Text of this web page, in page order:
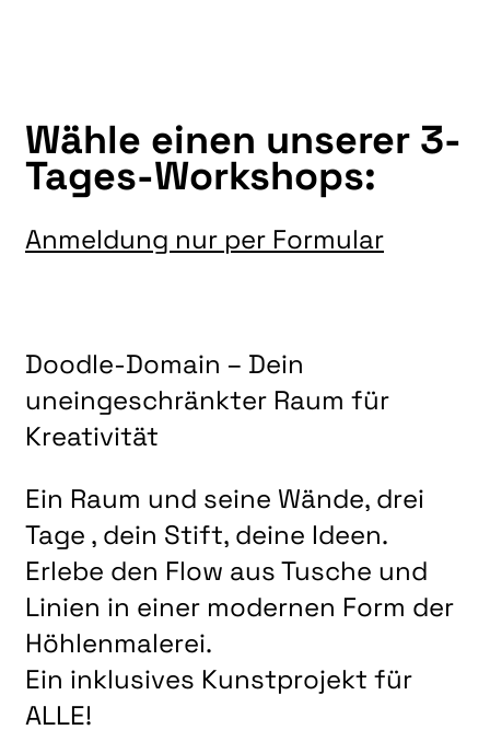
Wähle einen unserer 3-
Tages-Workshops:
Anmeldung nur per Formular
Doodle-Domain – Dein
uneingeschränkter Raum für
Kreativität
Ein Raum und seine Wände, drei
Tage , dein Stift, deine Ideen.
Erlebe den Flow aus Tusche und
Linien in einer modernen Form der
Höhlenmalerei.
Ein inklusives Kunstprojekt für
ALLE!